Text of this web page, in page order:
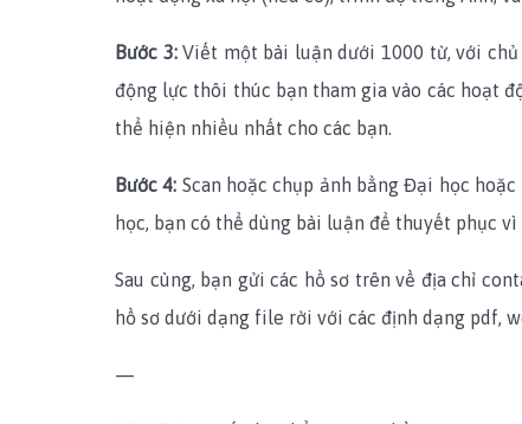
Bước 3:Viết một bài luận dưới 1000 từ, với chủ
động lực thôi thúc bạn tham gia vào các hoạt
thể hiện nhiều nhất cho các bạn.
Bước 4: Scan hoặc chụp ảnh bằng Đại học
học, bạn có thể dùng bài luận để thuyết phục vì
Sau cùng, bạn gửi các hồ sơ trên về địa chỉ
hồ sơ dưới dạng file rời với các định dạng pdf,
—